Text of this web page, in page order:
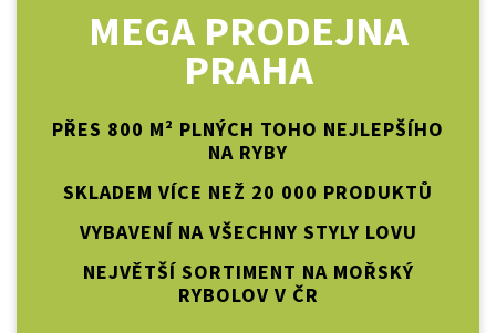
MEGA PRODEJNA
PRAHA
PŘES 800 M² PLNÝCH TOHO NEJLEPŠÍHO
NA RYBY
SKLADEM VÍCE NEŽ 20 000 PRODUKTŮ
VYBAVENÍ NA VŠECHNY STYLY LOVU
NEJVĚTŠÍ SORTIMENT NA MOŘSKÝ
RYBOLOV V ČR